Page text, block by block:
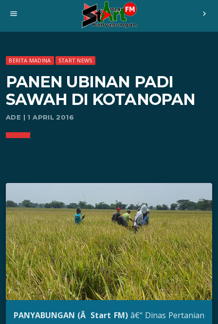
menu chevron_right
BERITA MADINA START NEWS
PANEN UBINAN PADI
SAWAH DI KOTANOPAN
ADE | 1 APRIL 2016
PANYABUNGAN (Â Start FM)â€“ Dinas Pertanian